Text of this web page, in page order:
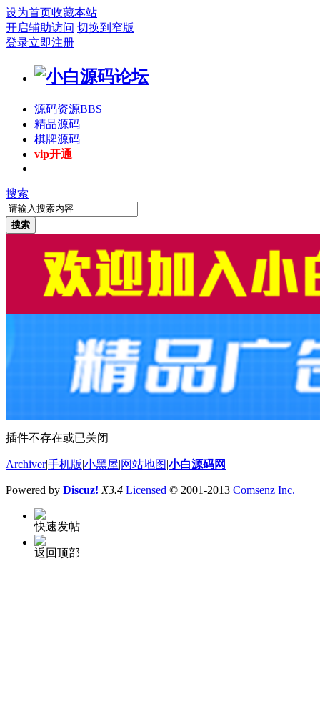
设为首页收藏本站
开启辅助访问 切换到窄版
登录立即注册
源码资源BBS
精品源码
棋牌源码
vip开通
搜索
搜索
插件不存在或已关闭
Archiver|手机版 小黑屋 网站地图 小白源码网
Powered by Discuz! X3.4 Licensed © 2001-2013 Comsenz Inc.
快速发帖
返回顶部